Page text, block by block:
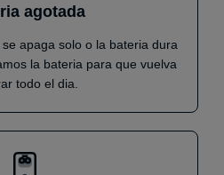
agotada
apaga solo o la bateria dura
la bateria para que vuelva
todo el dia.